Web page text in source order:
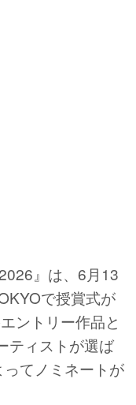
』は、6月13
で授賞式が
ントリー作品と
ティストが選ば
てノミネートが